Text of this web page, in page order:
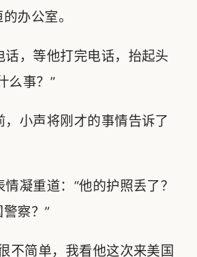
办公室。
，等他打完电话，抬起头
么事？”
小声将刚才的事情告诉了
凝重道：“他的护照丢了？
察？”
不简单，我看他这次来美国